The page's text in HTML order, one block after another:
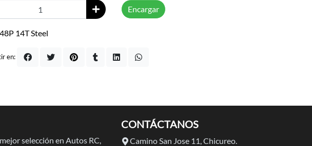
Encargar
14T Steel
en:
selección en Autos RC,
CONTÁCTANOS
Camino San Jose 11, Chicureo.